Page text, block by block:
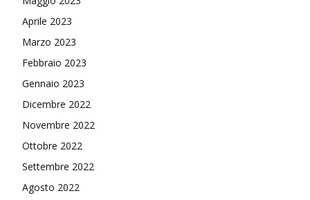
Aprile 2023
Marzo 2023
Febbraio 2023
Gennaio 2023
Dicembre 2022
Novembre 2022
Ottobre 2022
Settembre 2022
Agosto 2022